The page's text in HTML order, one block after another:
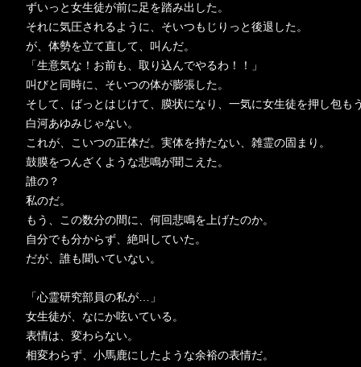
ずいっと女生徒が前に足を踏み出した。
それに気圧されるように、そいつもじりっと後退した。
が、体勢を立て直して、叫んだ。
「生意気な！お前も、取り込んでやるわ！！」
叫びと同時に、そいつの体が膨張した。
そして、ばっとはじけて、膜状になり、一気に女生徒を押し包も
白河あゆみじゃない。
これが、こいつの正体だ。実体を持たない、雑霊の固まり。
鼓膜をつんざくような悲鳴が聞こえた。
誰の？
私のだ。
もう、この数分の間に、何回悲鳴を上げたのか。
自分でも分からず、絶叫していた。
だが、誰も聞いていない。
「心霊研究部員の私が…」
女生徒が、なにか呟いている。
表情は、変わらない。
相変わらず、小馬鹿にしたような余裕の表情だ。